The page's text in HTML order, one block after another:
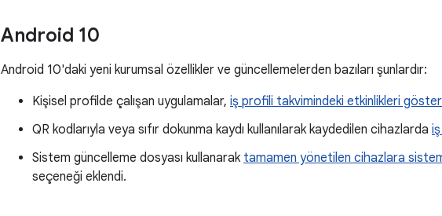
Android 10
Android 10'daki yeni kurumsal özellikler ve güncellemelerden bazıları şunlardır:
Kişisel profilde çalışan uygulamalar, iş profili takvimindeki etkinlikleri
QR kodlarıyla veya sıfır dokunma kaydı kullanılarak kaydedilen cihazlarda
Sistem güncelleme dosyası kullanarak tamamen yönetilen cihazlara
seçeneği eklendi.